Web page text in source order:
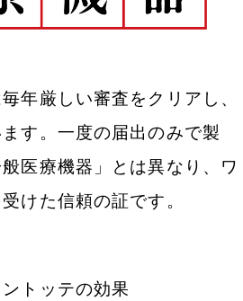
年厳しい審査をクリアし、
す。一度の届出のみで製
医療機器」とは異なり、ワ
けた信頼の証です。
トッテの効果